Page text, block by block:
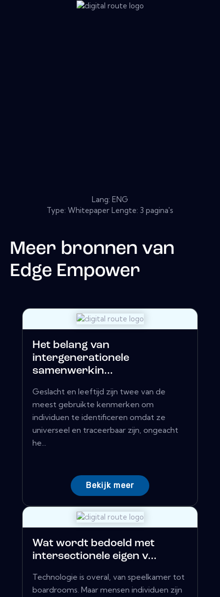
Lang: ENG
Type: Whitepaper Lengte: 3 pagina's
Meer bronnen van
Edge Empower
Het belang van
intergenerationele
samenwerkin...
Geslacht en leeftijd zijn twee van de
meest gebruikte kenmerken om
individuen te identificeren omdat ze
universeel en traceerbaar zijn, ongeacht
he...
Bekijk meer
Wat wordt bedoeld met
intersectionele eigen v...
Technologie is overal, van speelkamer tot
boardrooms. Maar mensen individuen zijn